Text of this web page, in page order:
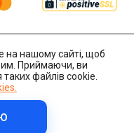
OU Політика Cookies
на нашому сайті, щоб
Приймаючи, ви
файлів cookie.